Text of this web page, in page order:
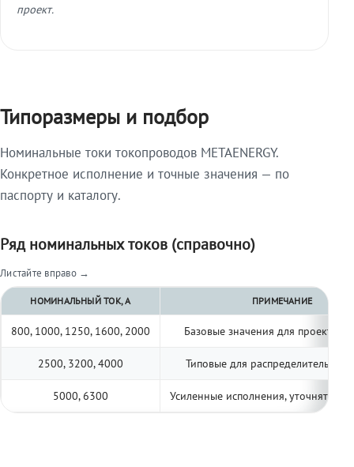
проект.
Типоразмеры и подбор
Номинальные токи токопроводов METAENERGY.
Конкретное исполнение и точные значения — по
паспорту и каталогу.
Ряд номинальных токов (справочно)
Листайте вправо →
НОМИНАЛЬНЫЙ ТОК, А ПРИМЕЧАНИЕ
800, 1000, 1250, 1600, 2000 Базовые значения для
2500, 3200, 4000 Типовые для распределительных
5000, 6300 Усиленные исполнения, уточнять по